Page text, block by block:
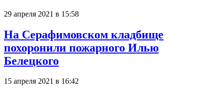
29 апреля 2021 в 15:58
На Серафимовском кладбище
похоронили пожарного Илью
Белецкого
15 апреля 2021 в 16:42